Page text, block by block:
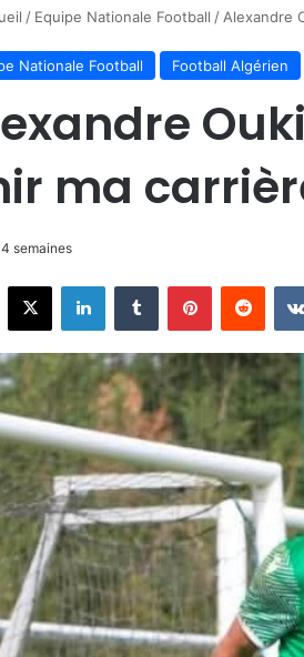
/ Equipe Nationale Football / Alexandre
Nationale Football Football Algérien
ma
semaines
X LinkedinTumblr Pinterest